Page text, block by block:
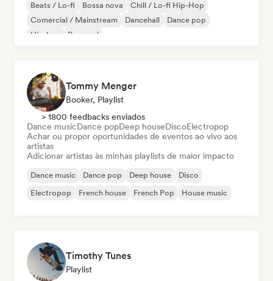
Beats / Lo-fi Bossa nova
Chill / Lo-fi Hip-Hop
Comercial / Mainstream
Dancehall
Dance pop
Hip-hop
Pop soul
Tommy Menger
Booker, Playlist
> 1800 feedbacks enviados
Dance musicDance popDeep houseDiscoElectropop
Achar ou propor oportunidades de eventos ao vivo aos
artistas
Adicionar artistas às minhas playlists de maior impacto
Dance music Dance pop Deep house
Disco
Electropop
French house French Pop House music
Timothy Tunes
Playlist